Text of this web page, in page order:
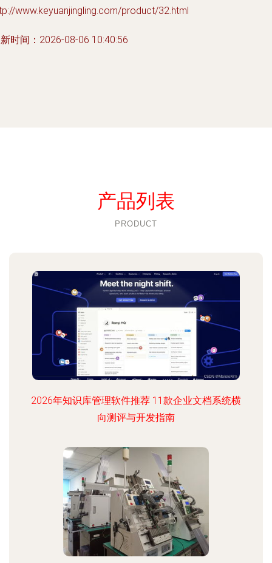
www.keyuanjingling.com/product/32.html
时间：2026-08-06 10:40:56
产品列表
PRODUCT
2026年知识库管理软件推荐 11款企业文档系统横
向测评与开发指南